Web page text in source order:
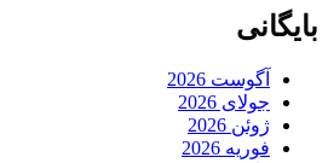
بایگانی
آگوست 2026
جولای 2026
ژوئن 2026
فوریه 2026